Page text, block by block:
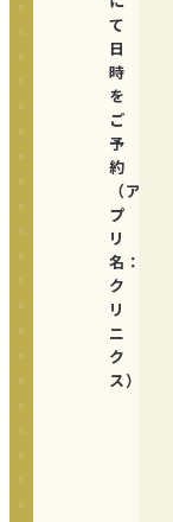
て
日
時
を
ご
予
約
（ア
プ
リ
名：
ク
リ
ニ
ク
ス）